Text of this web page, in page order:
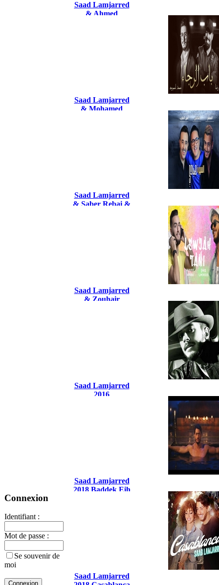
Connexion
Identifiant :
Mot de passe :
Se souvenir de
moi
Saad Lamjarred
& Ahmed
Saad Lamjarred
& Mohamed
Saad Lamjarred
& Saber Rebai &
Saad Lamjarred
& Zouhair
Saad Lamjarred
2016
Saad Lamjarred
2018 Baddek Eih
Saad Lamjarred